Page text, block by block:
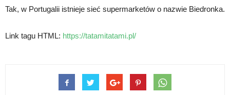
Tak, w Portugalii istnieje sieć supermarketów o nazwie Biedronka.
Link tagu HTML: https://tatamitatami.pl/